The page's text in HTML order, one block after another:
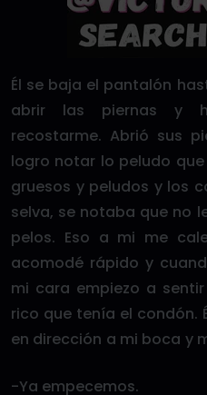
Él se baja el pantalón
abrir las piernas y
recostarme. Abrió sus
logro notar lo peludo
gruesos y peludos y los
selva, se notaba que no
pelos. Eso a mi me
acomodé rápido y
mi cara empiezo a
rico que tenía el condón.
en dirección a mi boca y
-Ya empecemos.